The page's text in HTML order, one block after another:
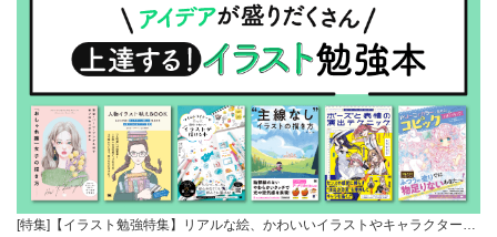
[特集]【イラスト勉強特集】リアルな絵、かわいいイラストやキャラクター…